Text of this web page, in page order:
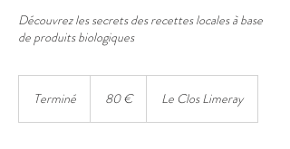
Découvrez les secrets des recettes locales à base
de produits biologiques
Terminé 80 € Le Clos Limeray